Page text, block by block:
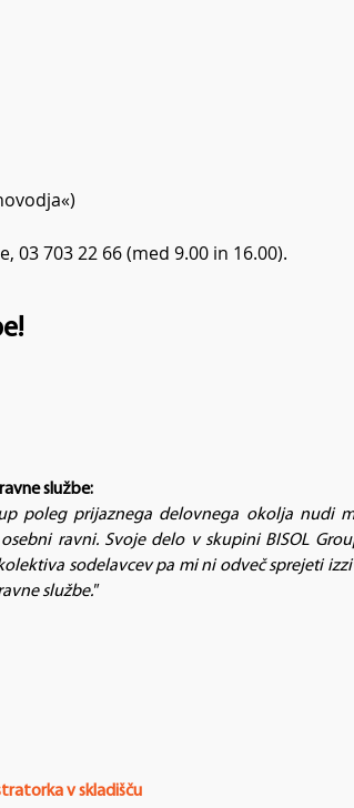
703 22 66 (med 9.00 in 16.00).
službe:
poleg prijaznega delovnega okolja nudi
ravni. Svoje delo v skupini BISOL
sodelavcev pa mi ni odveč sprejeti
službe."​
v skladišču